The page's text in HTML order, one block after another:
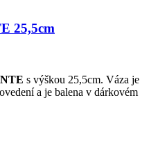
25,5cm
s výškou 25,5cm. Váza je
a je balena v dárkovém